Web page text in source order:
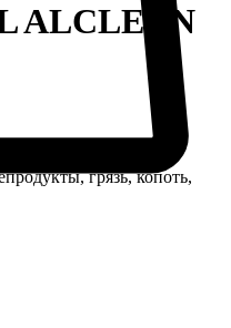
ALCLEAN
грязь, копоть,